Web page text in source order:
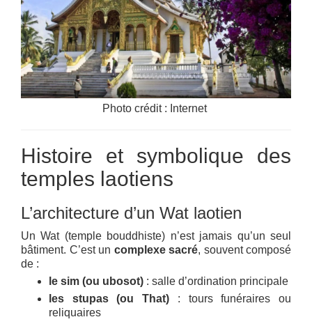
Photo crédit : Internet
Histoire et symbolique des
temples laotiens
L’architecture d’un Wat laotien
Un Wat (temple bouddhiste) n’est jamais qu’un seul
bâtiment. C’est un complexe sacré, souvent composé
de :
le sim (ou ubosot) : salle d’ordination principale
les stupas (ou That) : tours funéraires ou
reliquaires